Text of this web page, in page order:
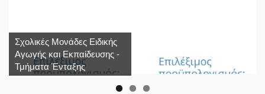
Σχολικές Μονάδες Ειδικής
Αγωγής και Εκπαίδευσης -
Τμήματα Ένταξης